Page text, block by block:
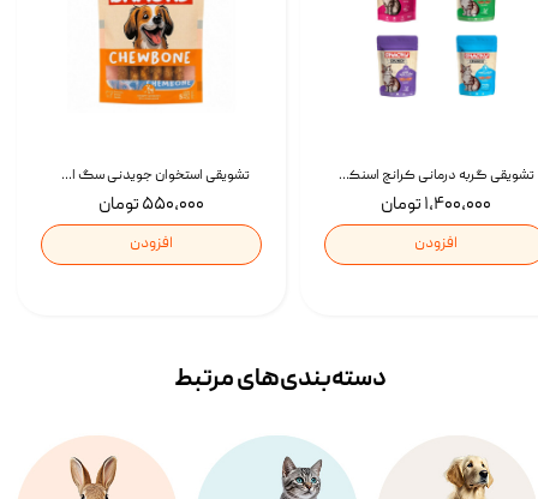
تشویقی استخوان جویدنی سگ اسنکی کرانچی با طعم مرغ Snacky Crunchy Munchy وزن 100 گرم
۵۵۰,۰۰۰ تومان
افزودن
تشویقی گربه درمانی کرانچ اسنکی با طعم میکس Snacky Crunch Cat Treats وزن 60 گرم بسته 4 عددی
۱,۴۰۰,۰۰۰ تومان
افزودن
دسته‌بندی‌‌های مرتبط